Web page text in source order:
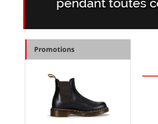
SAUCONY
Promotions